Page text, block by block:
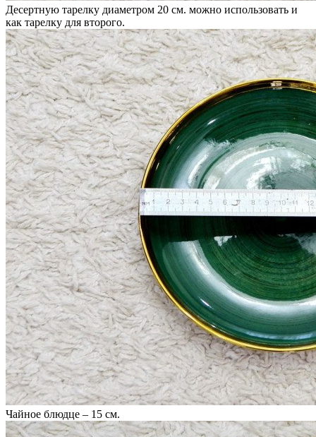
Десертную тарелку диаметром 20 см. можно использовать и
как тарелку для второго.
Чайное блюдце – 15 см.